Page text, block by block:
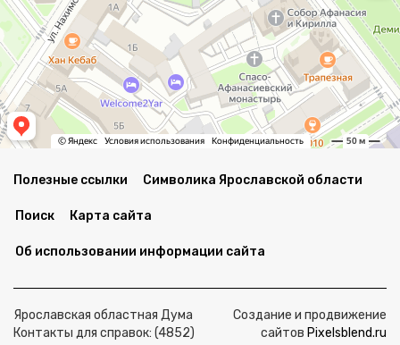
Полезные ссылки Символика Ярославской области
Поиск Карта сайта
Об использовании информации сайта
Ярославская областная Дума
Контакты для справок: (4852)
Создание и продвижение
сайтов Pixelsblend.ru